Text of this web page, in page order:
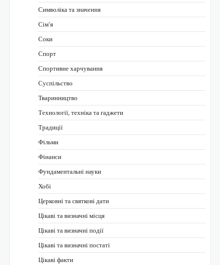
Символіка та значення
Сім’я
Соки
Спорт
Спортивне харчування
Суспільство
Тваринництво
Технології, техніка та гаджети
Традиції
Фільми
Фінанси
Фундаментальні науки
Хобі
Церковні та святкові дати
Цікаві та визначні місця
Цікаві та визначні події
Цікаві та визначні постаті
Цікаві факти